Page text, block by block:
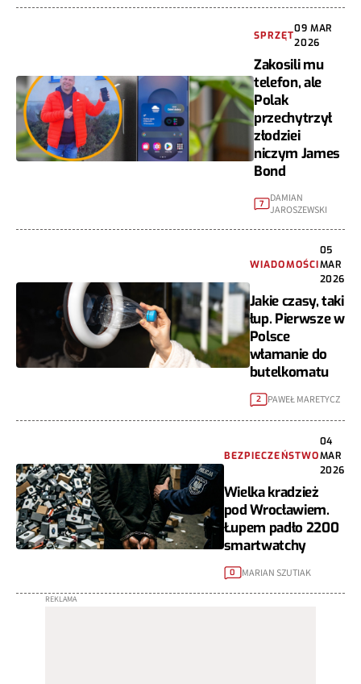
SPRZĘT
09 MAR
2026
Zakosili mu
telefon, ale
Polak
przechytrzył
złodziei
niczym James
Bond
7
DAMIAN
JAROSZEWSKI
WIADOMOŚCI
05
MAR
2026
Jakie czasy, taki
łup. Pierwsze w
Polsce
włamanie do
butelkomatu
2 PAWEŁ MARETYCZ
BEZPIECZEŃSTWO
04
MAR
2026
Wielka kradzież
pod Wrocławiem.
Łupem padło 2200
smartwatchy
0 MARIAN SZUTIAK